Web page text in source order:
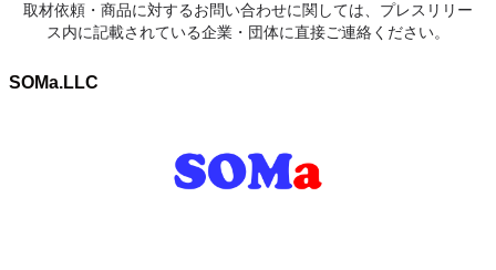
取材依頼・商品に対するお問い合わせに関しては、プレスリリー
ス内に記載されている企業・団体に直接ご連絡ください。
SOMa.LLC